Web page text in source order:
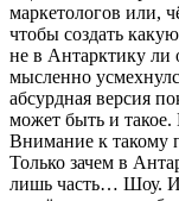
маркетологов или,
чтобы создать
не в Антарктику ли
мысленно
абсурдная версия
может быть и такое.
Внимание к такому
Только зачем в
лишь часть… Шоу. И